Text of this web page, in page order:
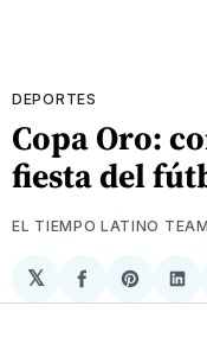
DEPORTES
Copa Oro:
fiesta del
EL TIEMPO LATINO TEAM
𝕏
Compartir
en
Share
on
en